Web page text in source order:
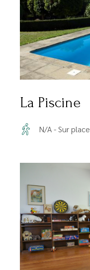
La Piscine
N/A - Sur place